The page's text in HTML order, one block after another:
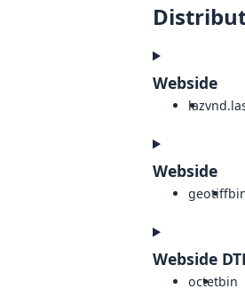
Webside
laz
Webside
geotiff
Webside
octetbin